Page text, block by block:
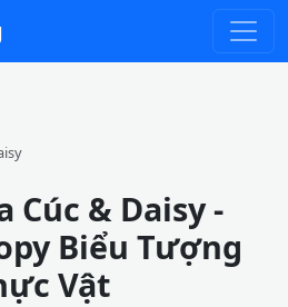
Cúc & Daisy -
Biểu Tượng
Vật